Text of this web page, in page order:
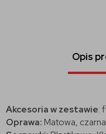
Opis
Akcesoria w zestawie:
Oprawa: Matowa,